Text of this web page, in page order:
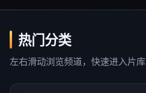
热门分类
左右滑动浏览频道，快速进入片库